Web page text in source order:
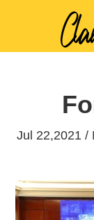
Jul 22,2021 /